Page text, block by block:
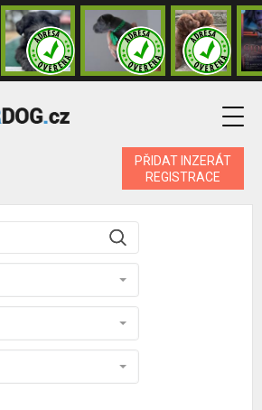
PŘIDAT INZERÁT
REGISTRACE